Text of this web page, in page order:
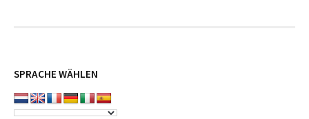
SPRACHE WÄHLEN